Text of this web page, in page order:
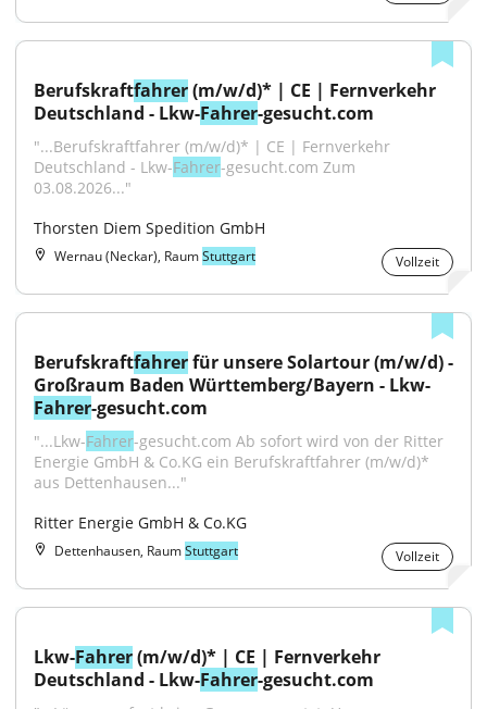
Berufskraftfahrer (m/w/d)* | CE | Fernverkehr
Deutschland - Lkw-Fahrer-gesucht.com
"...Berufskraftfahrer (m/w/d)* | CE | Fernverkehr
Deutschland - Lkw-Fahrer-gesucht.com Zum
03.08.2026..."
Thorsten Diem Spedition GmbH
Wernau (Neckar), RaumStuttgart Vollzeit
Berufskraftfahrer für unsere Solartour (m/w/d) -
Großraum Baden Württemberg/Bayern - Lkw-
Fahrer-gesucht.com
"...Lkw-Fahrer-gesucht.com Ab sofort wird von der Ritter
Energie GmbH & Co.KG ein Berufskraftfahrer (m/w/d)*
aus Dettenhausen..."
Ritter Energie GmbH & Co.KG
Dettenhausen, RaumStuttgart Vollzeit
Lkw-Fahrer (m/w/d)* | CE | Fernverkehr
Deutschland - Lkw-Fahrer-gesucht.com